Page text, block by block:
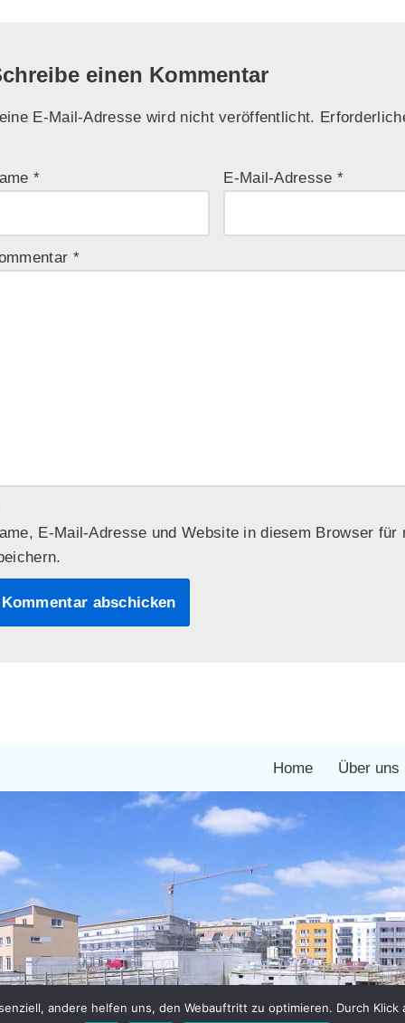
einen Kommentar
E-Mail-Adresse wird nicht veröffentlicht.
* E-Mail-Adresse *
*
E-Mail-Adresse und Website in diesem Browser für
Home Über uns
andere helfen uns, den Webauftritt zu optimieren. Durch